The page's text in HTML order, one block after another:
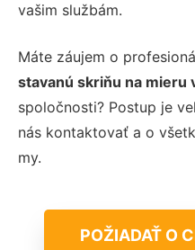
vašim službám.
Máte záujem o
stavanú skriňu na mieru
spoločnosti? Postup je
nás kontaktovať a o
my.
POŽIADAŤ O